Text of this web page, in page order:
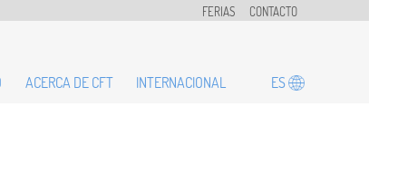
FERIAS CONTACTO
ACERCA DE CFT INTERNACIONAL ES